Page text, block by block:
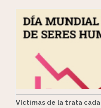
Víctimas de la trata